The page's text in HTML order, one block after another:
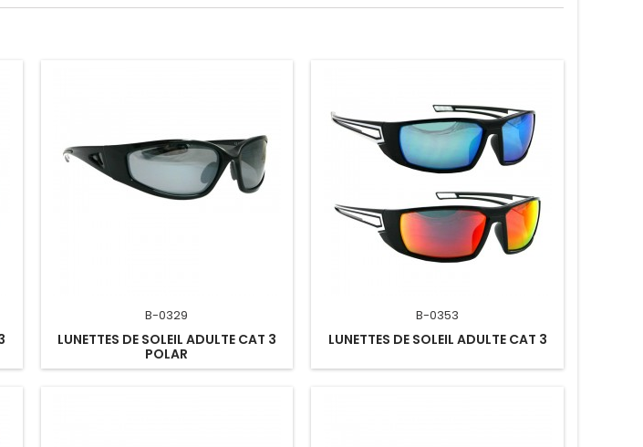
B-0329
LUNETTES DE SOLEIL ADULTE CAT 3
POLAR
B-0353
LUNETTES DE SOLEIL ADULTE CAT 3